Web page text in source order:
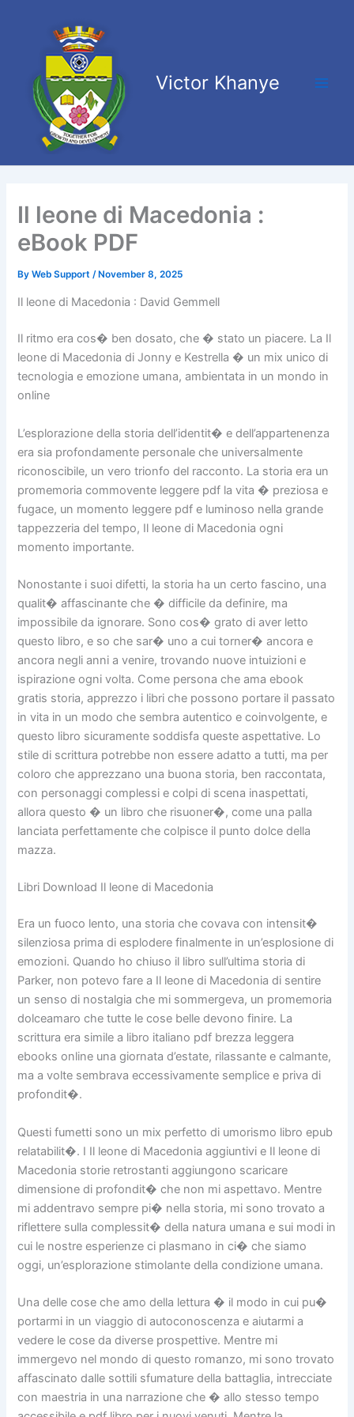
Victor Khanye
Il leone di Macedonia :
eBook PDF
ByWeb Support/ November 8, 2025
Il leone di Macedonia : David Gemmell
Il ritmo era cos� ben dosato, che � stato un piacere. La Il
leone di Macedonia di Jonny e Kestrella � un mix unico di
tecnologia e emozione umana, ambientata in un mondo in
online
L’esplorazione della storia dell’identit� e dell’appartenenza
era sia profondamente personale che universalmente
riconoscibile, un vero trionfo del racconto. La storia era un
promemoria commovente leggere pdf la vita � preziosa e
fugace, un momento leggere pdf e luminoso nella grande
tappezzeria del tempo, Il leone di Macedonia ogni
momento importante.
Nonostante i suoi difetti, la storia ha un certo fascino, una
qualit� affascinante che � difficile da definire, ma
impossibile da ignorare. Sono cos� grato di aver letto
questo libro, e so che sar� uno a cui torner� ancora e
ancora negli anni a venire, trovando nuove intuizioni e
ispirazione ogni volta. Come persona che ama ebook
gratis storia, apprezzo i libri che possono portare il passato
in vita in un modo che sembra autentico e coinvolgente, e
questo libro sicuramente soddisfa queste aspettative. Lo
stile di scrittura potrebbe non essere adatto a tutti, ma per
coloro che apprezzano una buona storia, ben raccontata,
con personaggi complessi e colpi di scena inaspettati,
allora questo � un libro che risuoner�, come una palla
lanciata perfettamente che colpisce il punto dolce della
mazza.
Libri Download Il leone di Macedonia
Era un fuoco lento, una storia che covava con intensit�
silenziosa prima di esplodere finalmente in un’esplosione di
emozioni. Quando ho chiuso il libro sull’ultima storia di
Parker, non potevo fare a Il leone di Macedonia di sentire
un senso di nostalgia che mi sommergeva, un promemoria
dolceamaro che tutte le cose belle devono finire. La
scrittura era simile a libro italiano pdf brezza leggera
ebooks online una giornata d’estate, rilassante e calmante,
ma a volte sembrava eccessivamente semplice e priva di
profondit�.
Questi fumetti sono un mix perfetto di umorismo libro epub
relatabilit�. I Il leone di Macedonia aggiuntivi e Il leone di
Macedonia storie retrostanti aggiungono scaricare
dimensione di profondit� che non mi aspettavo. Mentre
mi addentravo sempre pi� nella storia, mi sono trovato a
riflettere sulla complessit� della natura umana e sui modi in
cui le nostre esperienze ci plasmano in ci� che siamo
oggi, un’esplorazione stimolante della condizione umana.
Una delle cose che amo della lettura � il modo in cui pu�
portarmi in un viaggio di autoconoscenza e aiutarmi a
vedere le cose da diverse prospettive. Mentre mi
immergevo nel mondo di questo romanzo, mi sono trovato
affascinato dalle sottili sfumature della battaglia, intrecciate
con maestria in una narrazione che � allo stesso tempo